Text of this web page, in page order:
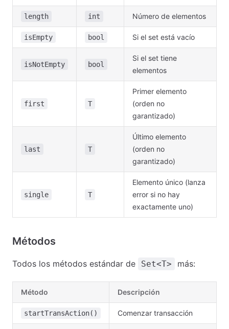
length int Número de elementos
isEmpty bool Si el set está vacío
isNotEmpty bool
Si el set tiene
elementos
first T
Primer elemento
(orden no
garantizado)
last T
Último elemento
(orden no
garantizado)
single T
Elemento único (lanza
error si no hay
exactamente uno)
Métodos
Todos los métodos estándar de Set<T> más:
Método Descripción
startTransAction() Comenzar transacción